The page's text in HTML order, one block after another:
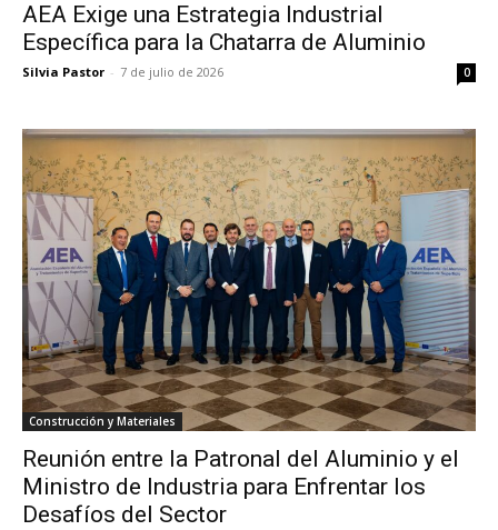
AEA Exige una Estrategia Industrial
Específica para la Chatarra de Aluminio
Silvia Pastor - 7 de julio de 2026 0
Construcción y Materiales
Reunión entre la Patronal del Aluminio y el
Ministro de Industria para Enfrentar los
Desafíos del Sector